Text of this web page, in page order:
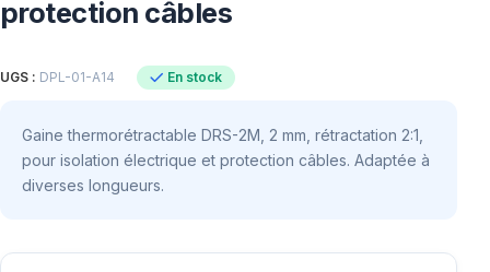
protection câbles
UGS : DPL-01-A14 En stock
Gaine thermorétractable DRS-2M, 2 mm, rétractation 2:1,
pour isolation électrique et protection câbles. Adaptée à
diverses longueurs.